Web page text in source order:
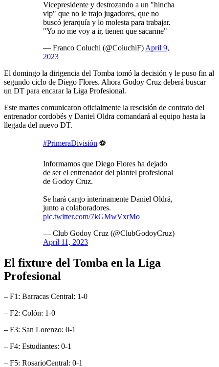
Vicepresidente y destrozando a un "hincha
vip" que no le trajo jugadores, que no
buscó jerarquía y lo molesta para trabajar.
"Yo no me voy a ir, tienen que sacarme"
— Franco Coluchi (@ColuchiF) April 9,
2023
El domingo la dirigencia del Tomba tomó la decisión y le puso fin al
segundo ciclo de Diego Flores. Ahora Godoy Cruz deberá buscar
un DT para encarar la Liga Profesional.
Este martes comunicaron oficialmente la rescisión de contrato del
entrenador cordobés y Daniel Oldra comandará al equipo hasta la
llegada del nuevo DT.
#PrimeraDivisión ⚽
Informamos que Diego Flores ha dejado
de ser el entrenador del plantel profesional
de Godoy Cruz.
Se hará cargo interinamente Daniel Oldrá,
junto a colaboradores.
pic.twitter.com/7kGMwVxrMo
— Club Godoy Cruz (@ClubGodoyCruz)
April 11, 2023
El fixture del Tomba en la Liga
Profesional
– F1: Barracas Central: 1-0
– F2: Colón: 1-0
– F3: San Lorenzo: 0-1
– F4: Estudiantes: 0-1
– F5: RosarioCentral: 0-1